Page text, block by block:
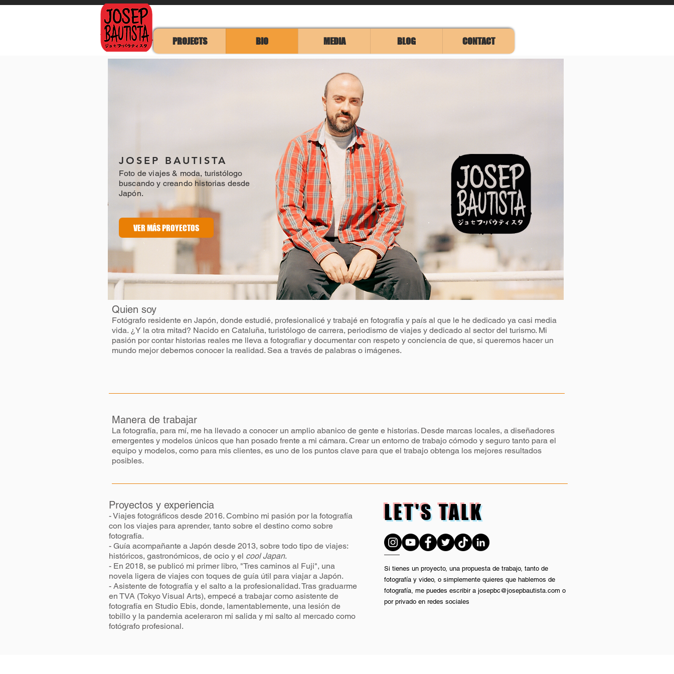
PROJECTS BIO MEDIA BLOG CONTACT
JOSEP BAUTISTA
Foto de viajes & moda, turistólogo
buscando y creando historias desde
Japón.
VER MÁS PROYECTOS
Quien soy
Fotógrafo residente en Japón, donde estudié, profesionalicé y trabajé en fotografía y país al que le he dedicado ya casi media
vida. ¿Y la otra mitad? Nacido en Cataluña, turistólogo de carrera, periodismo de viajes y dedicado al sector del turismo. Mi
pasión por contar historias reales me lleva a fotografiar y documentar con respeto y conciencia de que, si queremos hacer un
mundo mejor debemos conocer la realidad. Sea a través de palabras o imágenes.
Manera de trabajar
La fotografía, para mí, me ha llevado a conocer un amplio abanico de gente e historias. Desde marcas locales, a diseñadores
emergentes y modelos únicos que han posado frente a mi cámara. Crear un entorno de trabajo cómodo y seguro tanto para el
equipo y modelos, como para mis clientes, es uno de los puntos clave para que el trabajo obtenga los mejores resultados
posibles.
Proyectos y experiencia
- Viajes fotográficos desde 2016. Combino mi pasión por la fotografía
con los viajes para aprender, tanto sobre el destino como sobre
fotografía.
- Guía acompañante a Japón desde 2013, sobre todo tipo de viajes:
históricos, gastronómicos, de ocio y el cool Japan.
- En 2018, se publicó mi primer libro, "Tres caminos al Fuji", una
novela ligera de viajes con toques de guía útil para viajar a Japón.
- Asistente de fotografía y el salto a la profesionalidad. Tras graduarme
en TVA (Tokyo Visual Arts), empecé a trabajar como asistente de
fotografía en Studio Ebis, donde, lamentablemente, una lesión de
tobillo y la pandemia aceleraron mi salida y mi salto al mercado como
fotógrafo profesional.
LET'S TALK
Si tienes un proyecto, una propuesta de trabajo, tanto de
fotografía y video, o simplemente quieres que hablemos de
fotografía, me puedes escribir a josepbc@josepbautista.com o
por privado en redes sociales